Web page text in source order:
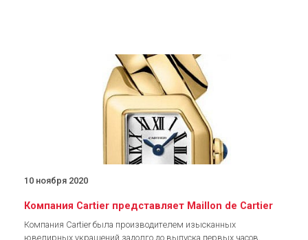
10 ноября 2020
Компания Cartier представляет Maillon de Cartier
Компания Cartier была производителем изысканных
ювелирных украшений задолго до выпуска первых часов.